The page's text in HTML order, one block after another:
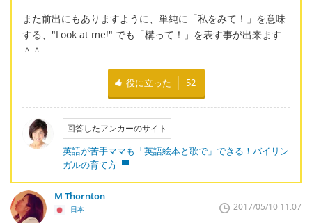
また前出にもありますように、単純に「私をみて！」を意味
する、"Look at me!" でも「構って！」を表す事が出来ます
＾＾
役に立った 52
回答したアンカーのサイト
英語が苦手ママも「英語絵本と歌で」できる！バイリン
ガルの育て方
M Thornton
日本 2017/05/10 11:07